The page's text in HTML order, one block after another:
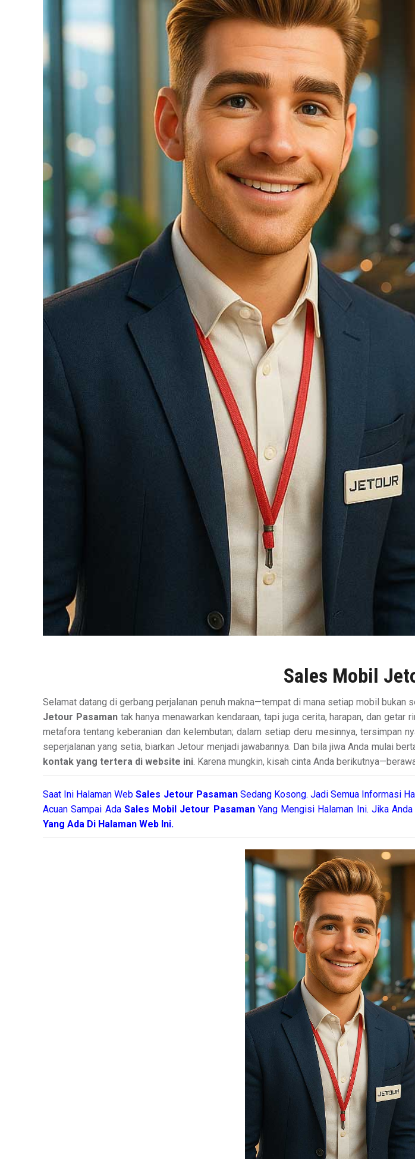
Sales Mobil
Selamat datang di gerbang perjalanan penuh makna—tempat di mana setiap mobil
Jetour Pasamantak hanya menawarkan kendaraan, tapi juga cerita, harapan, dan
metafora tentang keberanian dan kelembutan; dalam setiap deru mesinnya, tersimpan
seperjalanan yang setia, biarkan Jetour menjadi jawabannya. Dan bila jiwa Anda mulai
kontak yang tertera di website ini. Karena mungkin, kisah cinta Anda
Saat Ini Halaman WebSales Jetour Pasaman Sedang Kosong. Jadi Semua Informasi
Acuan Sampai Ada Sales Mobil Jetour Pasaman Yang Mengisi Halaman Ini. Jika Anda
Yang Ada Di Halaman Web Ini.